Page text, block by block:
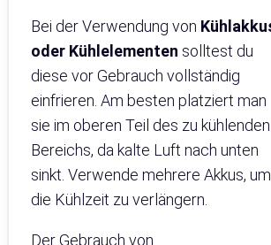
Bei der Verwendung von
oder Kühlelementen solltest du
diese vor Gebrauch vollständig
einfrieren. Am besten platziert man
sie im oberen Teil des zu kühlenden
Bereichs, da kalte Luft nach unten
sinkt. Verwende mehrere Akkus, um
die Kühlzeit zu verlängern.
Der Gebrauch von